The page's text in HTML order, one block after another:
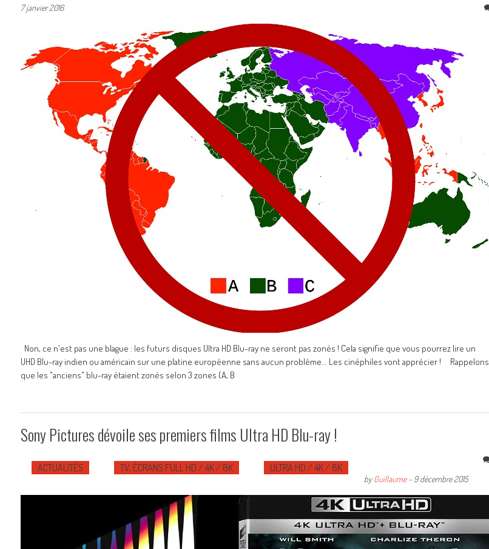
7 janvier 2016
Non, ce n'est pas une blague : les futurs disques Ultra HD Blu-ray ne seront pas zonés ! Cela signifie que vous pourrez lire un
UHD Blu-ray indien ou américain sur une platine européenne sans aucun problème... Les cinéphiles vont apprécier ! Rappelons
que les "anciens" blu-ray étaient zonés selon 3 zones (A, B
Sony Pictures dévoile ses premiers films Ultra HD Blu-ray !
ACTUALITÉS TV, ÉCRANS FULL HD / 4K / 8K ULTRA HD / 4K / 8K
byGuillaume- 9 décembre 2015